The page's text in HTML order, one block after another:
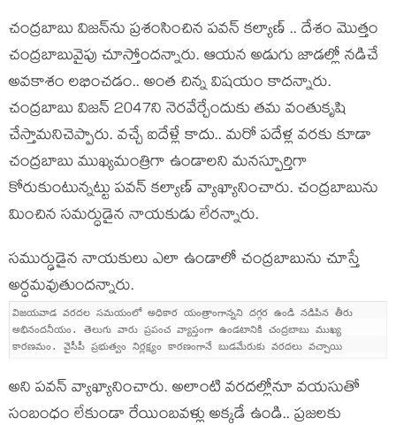
చంద్ర‌బాబు విజ‌న్‌ను ప్ర‌శంసించిన ప‌వ‌న్ క‌ల్యాణ్ .. దేశం మొత్తం
చంద్ర‌బాబువైపు చూస్తోంద‌న్నారు. ఆయ‌న అడుగు జాడ‌ల్లో న‌డిచే
అవ‌కాశం ల‌భించ‌డం.. అంత చిన్న విష‌యం కాద‌న్నారు.
చంద్ర‌బాబు విజ‌న్ 2047ని నెర‌వేర్చేందుకు త‌మ వంతుకృషి
చేస్తామ‌నిచెప్పారు. వ‌చ్చే ఐదేళ్లే కాదు.. మ‌రో ప‌దేళ్ల వ‌ర‌కు కూడా
చంద్ర‌బాబు ముఖ్య‌మంత్రిగా ఉండాల‌ని మ‌న‌స్పూర్తిగా
కోరుకుంటున్న‌ట్టు ప‌వ‌న్ క‌ల్యాణ్ వ్యాఖ్యానించారు. చంద్ర‌బాబును
మించిన స‌మ‌ర్ధుడైన నాయ‌కుడు లేర‌న్నారు.
స‌ముర్ఢుడైన నాయ‌కులు ఎలా ఉండాలో చంద్ర‌బాబును చూస్తే
అర్ధ‌మవుతుంద‌న్నారు.
విజయవాడ వరదల సమయంలో అధికార యంత్రాంగాన్నని దగ్గర ఉండి నడిపిన తీరు
అభినందనీయం. తెలుగు వారు ప్రపంచ వ్యాప్తంగా ఉండటానికి చంద్రబాబు ముఖ్య
కారణమం. వైసీపీ ప్రభుత్వం నిర్లక్ష్యం కారణంగానే బుడమేరుకు వరదలు వచ్చాయి
అని ప‌వ‌న్ వ్యాఖ్యానించారు. అలాంటి వ‌ర‌దల్లోనూ వ‌య‌సుతో
సంబంధం లేకుండా రేయింబవ‌ళ్లు అక్క‌డే ఉండి.. ప్ర‌జ‌ల‌కు